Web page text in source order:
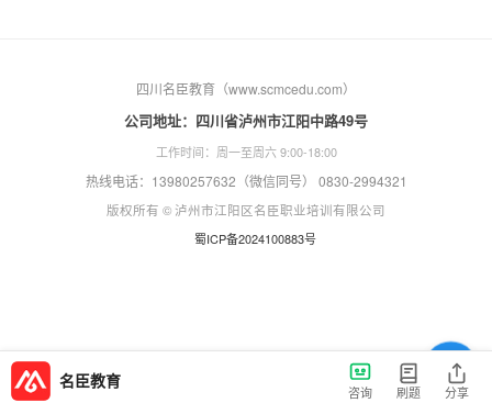
四川名臣教育（www.scmcedu.com）
公司地址：四川省泸州市江阳中路49号
工作时间：周一至周六 9:00-18:00
热线电话：13980257632（微信同号） 0830-2994321
版权所有 © 泸州市江阳区名臣职业培训有限公司
蜀ICP备2024100883号
名臣教育
咨询 刷题 分享